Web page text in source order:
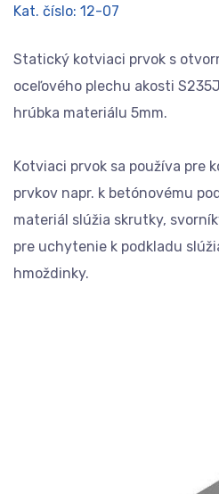
Kat. číslo: 12-07
Statický kotviaci prvok s
oceľového plechu akosti
hrúbka materiálu 5mm.
Kotviaci prvok sa používa pre
prvkov napr. k betónovému
materiál slúžia skrutky,
pre uchytenie k podkladu
hmoždinky.